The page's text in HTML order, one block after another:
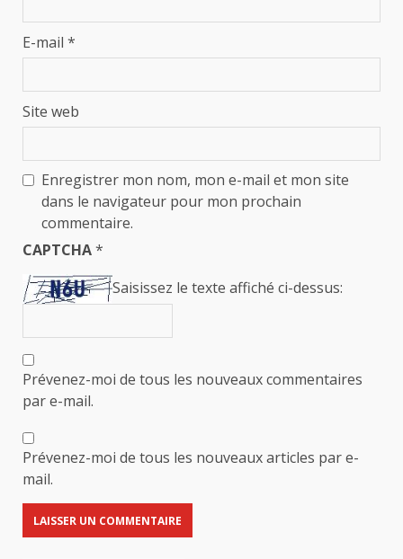
E-mail *
Site web
Enregistrer mon nom, mon e-mail et mon site
dans le navigateur pour mon prochain
commentaire.
CAPTCHA*
Saisissez le texte affiché ci-dessus:
Prévenez-moi de tous les nouveaux commentaires
par e-mail.
Prévenez-moi de tous les nouveaux articles par e-
mail.